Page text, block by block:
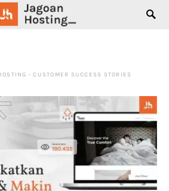
- CUSTOMER SUCCESS STORIES